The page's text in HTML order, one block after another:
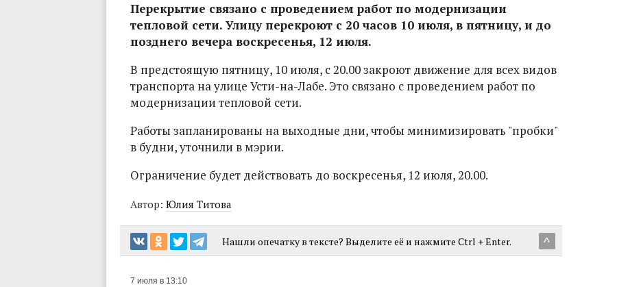
Перекрытие связано с проведением работ по модернизации
тепловой сети. Улицу перекроют с 20 часов 10 июля, в пятницу, и до
позднего вечера воскресенья, 12 июля.
В предстоящую пятницу, 10 июля, с 20.00 закроют движение для всех видов
транспорта на улице Усти-на-Лабе. Это связано с проведением работ по
модернизации тепловой сети.
Работы запланированы на выходные дни, чтобы минимизировать "пробки"
в будни, уточнили в мэрии.
Ограничение будет действовать до воскресенья, 12 июля, 20.00.
Автор: Юлия Титова
^
Нашли опечатку в тексте? Выделите её и нажмите Ctrl + Enter.
7 июля в 13:10